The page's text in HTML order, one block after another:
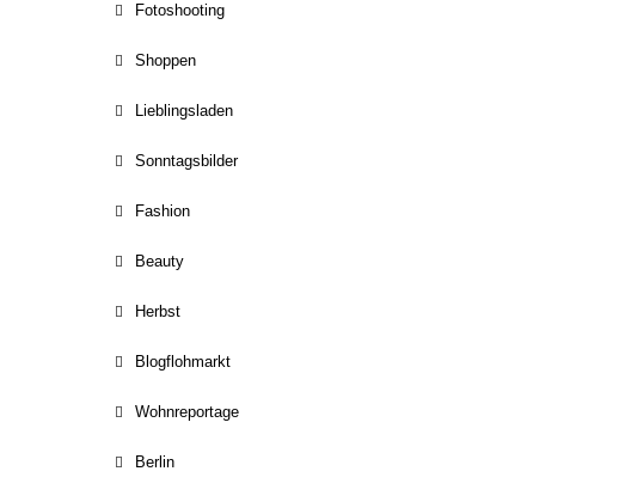
Fotoshooting
Shoppen
Lieblingsladen
Sonntagsbilder
Fashion
Beauty
Herbst
Blogflohmarkt
Wohnreportage
Berlin